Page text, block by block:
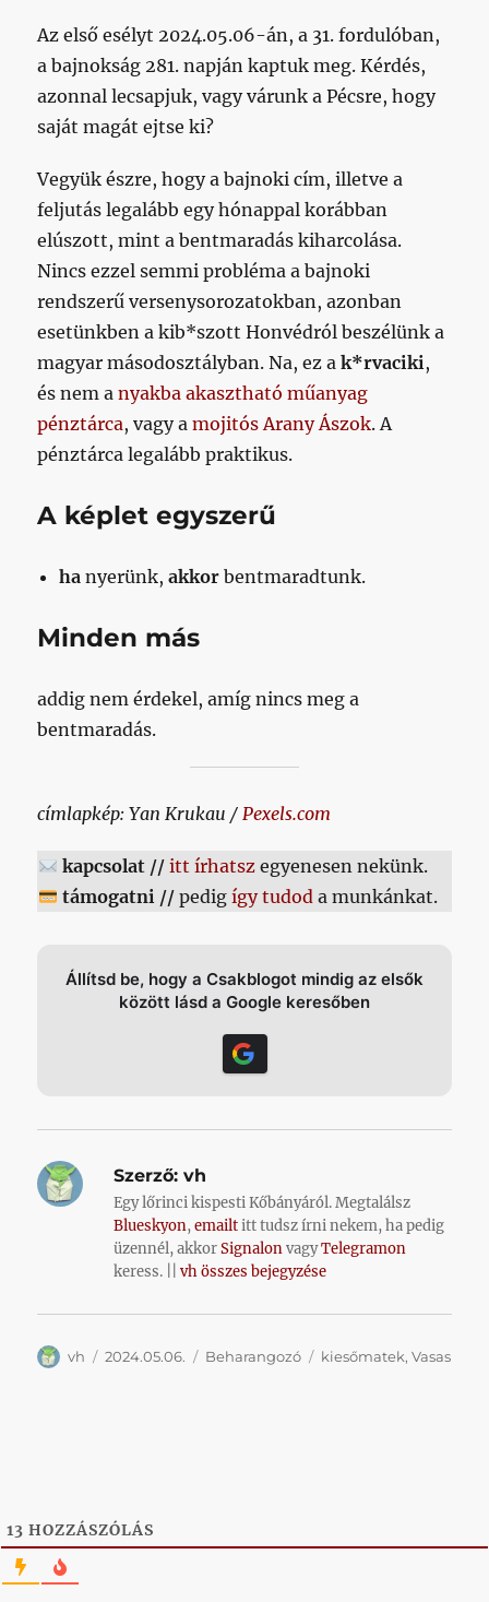
Az első esélyt 2024.05.06-án, a 31. fordulóban,
a bajnokság 281. napján kaptuk meg. Kérdés,
azonnal lecsapjuk, vagy várunk a Pécsre, hogy
saját magát ejtse ki?
Vegyük észre, hogy a bajnoki cím, illetve a
feljutás legalább egy hónappal korábban
elúszott, mint a bentmaradás kiharcolása.
Nincs ezzel semmi probléma a bajnoki
rendszerű versenysorozatokban, azonban
esetünkben a kib*szott Honvédról beszélünk a
magyar másodosztályban. Na, ez ak*rvaciki,
és nem anyakba akasztható műanyag
pénztárca, vagy amojitós Arany Ászok. A
pénztárca legalább praktikus.
A képlet egyszerű
ha nyerünk,akkor bentmaradtunk.
Minden más
addig nem érdekel, amíg nincs meg a
bentmaradás.
címlapkép: Yan Krukau /Pexels.com
kapcsolat // itt írhatszegyenesen nekünk.
támogatni //pedig így tudoda munkánkat.
Állítsd be, hogy a Csakblogot mindig az elsők
között lásd a Google keresőben
Szerző: vh
Egy lőrinci kispesti Kőbányáról. Megtalálsz
Blueskyon,emailtitt tudsz írni nekem, ha pedig
üzennél, akkorSignalonvagyTelegramon
keress. ||vh összes bejegyzése
Szerző
vh Közzétéve
2024.05.06. Kategória
Beharangozó Címke
kiesőmatek,Vasas
13 HOZZÁSZÓLÁS